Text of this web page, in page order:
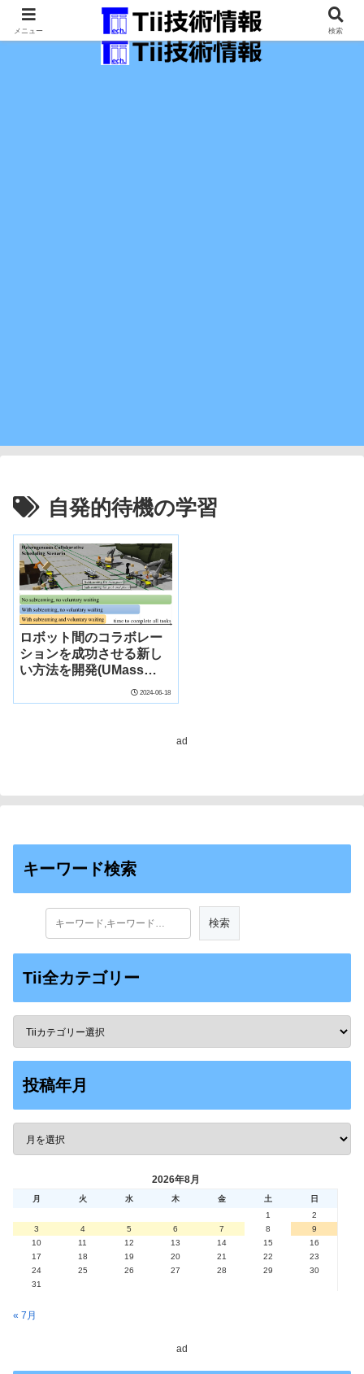
最新の科学技術の情報インフラ。
自発的待機の学習
ロボット間のコラボレー
ションを成功させる新し
い方法を開発(UMass
Amherst Researchers
Create New Method for
2024-06-18
ad
キーワード検索
Tii全カテゴリー
投稿年月
2026年8月
月 火 水 木 金 土
日
1
2
3
4 5 6 7 8
9
10
11 12 13 14 15
16
17
18 19 20 21 22
23
24
25 26 27 28 29
30
31
« 7月
ad
メニュー 検索